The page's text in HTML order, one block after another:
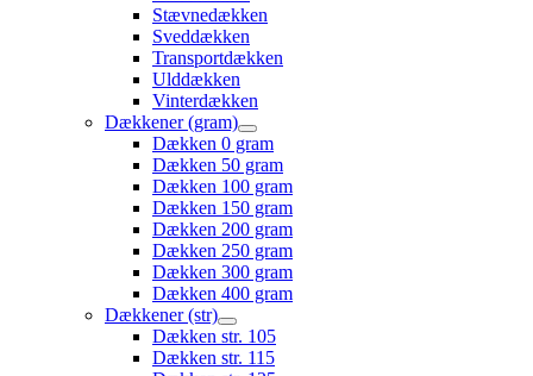
Stævnedækken
Sveddækken
Transportdækken
Ulddækken
Vinterdækken
Dækkener (gram)
Dækken 0 gram
Dækken 50 gram
Dækken 100 gram
Dækken 150 gram
Dækken 200 gram
Dækken 250 gram
Dækken 300 gram
Dækken 400 gram
Dækkener (str)
Dækken str. 105
Dækken str. 115